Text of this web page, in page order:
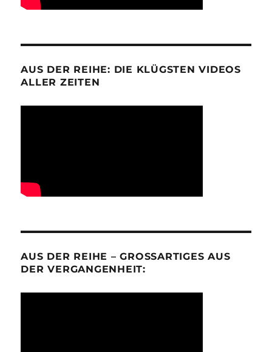
AUS DER REIHE: DIE KLÜGSTEN VIDEOS
ALLER ZEITEN
AUS DER REIHE – GROSSARTIGES AUS D
ER VERGANGENHEIT: